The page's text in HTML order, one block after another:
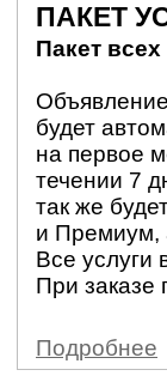
ПАКЕТ
Пакет
будет
на первое
течении 7
так же
и Премиум,
Все услуги
При заказе
Подробнее